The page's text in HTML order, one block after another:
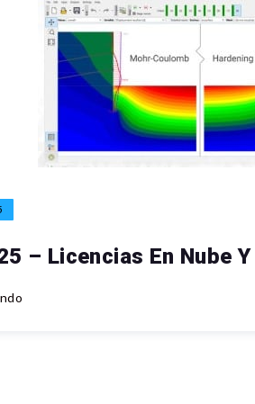
– Licencias En Nube